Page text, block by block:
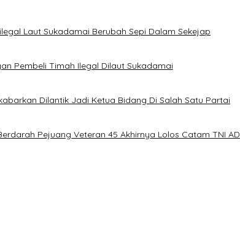
Laut Sukadamai Berubah Sepi Dalam Sekejap
Pembeli Timah Ilegal Dilaut Sukadamai
Dilantik Jadi Ketua Bidang Di Salah Satu Partai
Pejuang Veteran 45 Akhirnya Lolos Catam TNI AD